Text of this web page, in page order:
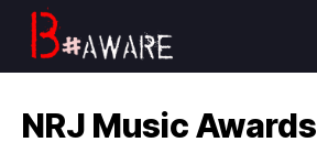
NRJ Music Awards